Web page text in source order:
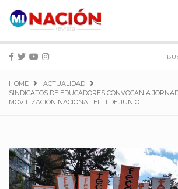
HOME
ACTUALIDAD
SINDICATOS DE EDUCADORES CONVOCAN A
MOVILIZACIÓN NACIONAL EL 11 DE JUNIO